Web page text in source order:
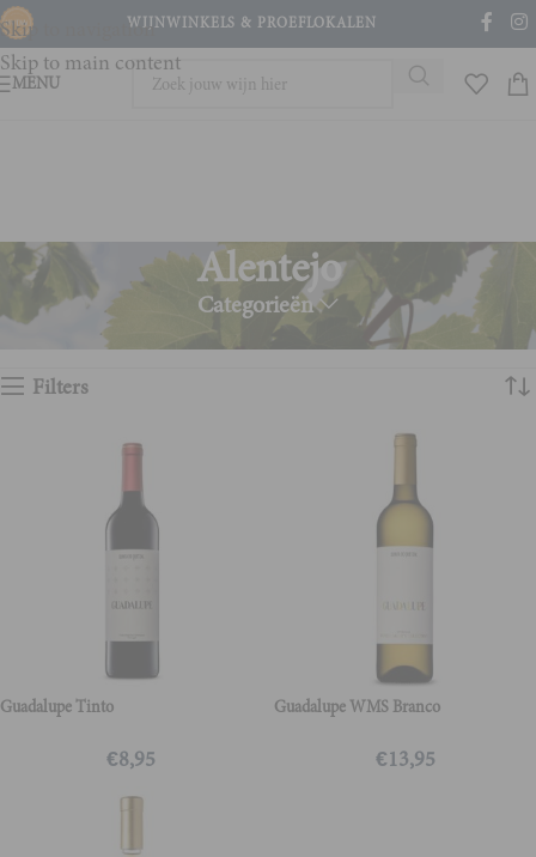
Skip to navigation
Skip to main content
WIJNWINKELS & PROEFLOKALEN
MENU
Alentejo
Categorieën
Home Product Wijnstreek Alentejo Toont alle 3 resultaten
Filters
Guadalupe Tinto
€8,95
Guadalupe WMS Branco
€13,95